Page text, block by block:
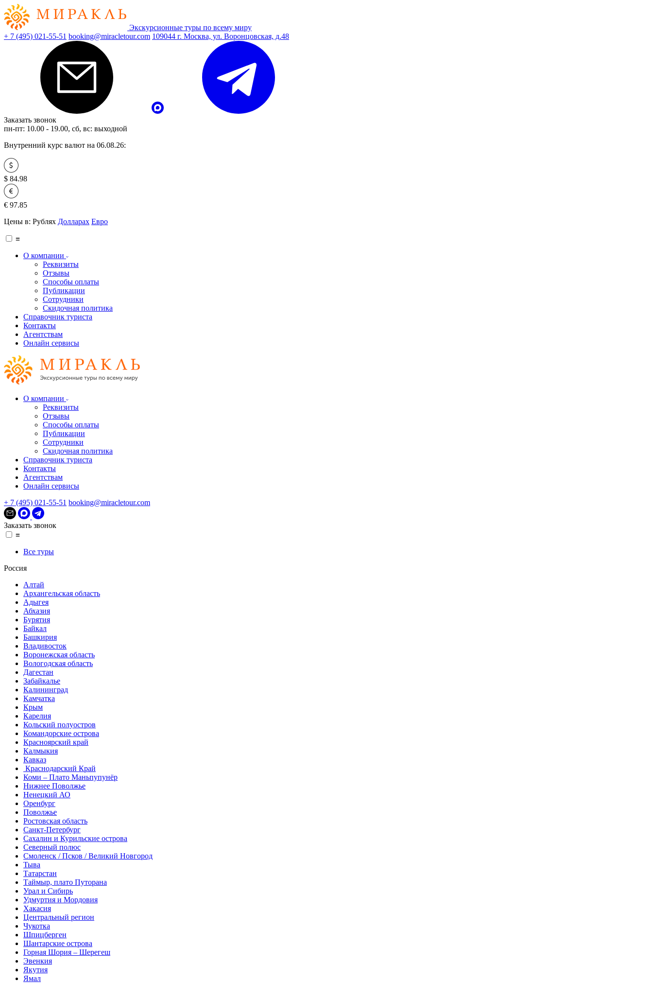
Экскурсионные туры по всему миру
+ 7 (495) 021-55-51 booking@miracletour.com 109044 г. Москва, ул. Воронцовская, д.48
Заказать звонок
пн-пт: 10.00 - 19.00, сб, вс: выходной
Внутренний курс валют на 06.08.26:
$ 84.98
€ 97.85
Цены в: Рублях Долларах Евро
≡
О компании
Реквизиты
Отзывы
Способы оплаты
Публикации
Сотрудники
Скидочная политика
Справочник туриста
Контакты
Агентствам
Онлайн сервисы
О компании
Реквизиты
Отзывы
Способы оплаты
Публикации
Сотрудники
Скидочная политика
Справочник туриста
Контакты
Агентствам
Онлайн сервисы
+ 7 (495) 021-55-51 booking@miracletour.com
Заказать звонок
≡
Все туры
Россия
Алтай
Архангельская область
Адыгея
Абхазия
Бурятия
Байкал
Башкирия
Владивосток
Воронежская область
Вологодская область
Дагестан
Забайкалье
Калининград
Камчатка
Крым
Карелия
Кольский полуостров
Командорские острова
Красноярский край
Калмыкия
Кавказ
Краснодарский Край
Коми – Плато Маньпупунёр
Нижнее Поволжье
Ненецкий АО
Оренбург
Поволжье
Ростовская область
Санкт-Петербург
Сахалин и Курильские острова
Северный полюс
Смоленск / Псков / Великий Новгород
Тыва
Татарстан
Таймыр, плато Путорана
Урал и Сибирь
Удмуртия и Мордовия
Хакасия
Центральный регион
Чукотка
Шпицберген
Шантарские острова
Горная Шория – Шерегеш
Эвенкия
Якутия
Ямал